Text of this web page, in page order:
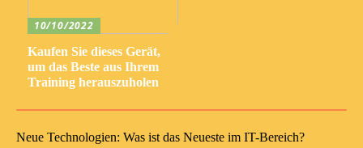
10/10/2022
Kaufen Sie dieses Gerät,
um das Beste aus Ihrem
Training herauszuholen
Neue Technologien: Was ist das Neueste im IT-Bereich?